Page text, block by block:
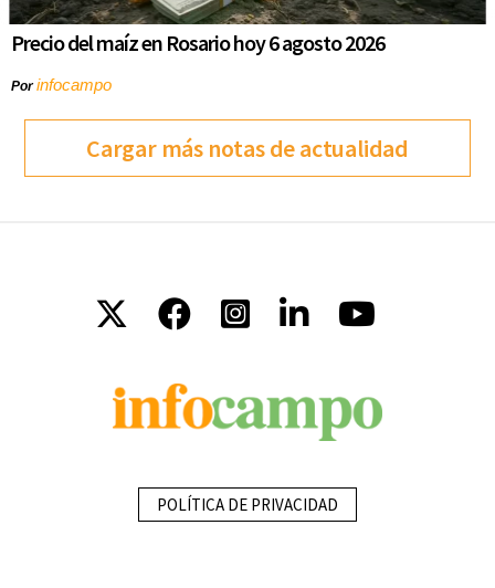
Precio del maíz en Rosario hoy 6 agosto 2026
Porinfocampo
Cargar más notas de actualidad
POLÍTICA DE PRIVACIDAD